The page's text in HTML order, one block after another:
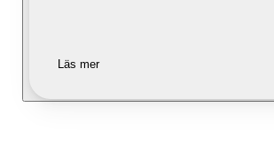
Läs mer